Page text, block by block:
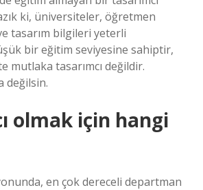
ki, üniversiteler, öğretmen
tasarım bilgileri yeterli
bir eğitim seviyesine sahiptir,
mutlaka tasarımcı değildir.
değilsin.
olmak için hangi
en çok dereceli departman